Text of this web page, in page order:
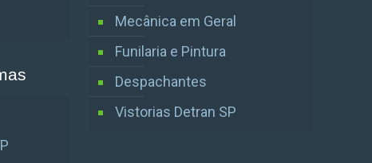
Mecânica em Geral
Funilaria e Pintura
Despachantes
Vistorias Detran SP